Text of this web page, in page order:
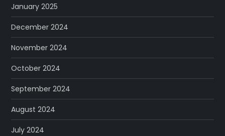
January 2025
December 2024
November 2024
October 2024
September 2024
August 2024
July 2024